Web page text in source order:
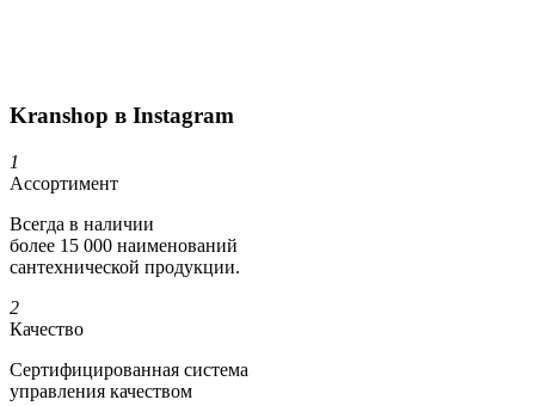
Kranshop в Instagram
1
Ассортимент
Всегда в наличии
более 15 000 наименований
сантехнической продукции.
2
Качество
Сертифициро­ванная система
управления качеством